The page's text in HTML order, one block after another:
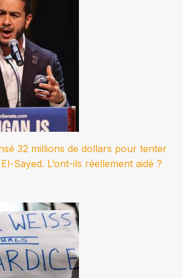
32 millions de dollars pour tenter
Sayed. L’ont-ils réellement aidé ?